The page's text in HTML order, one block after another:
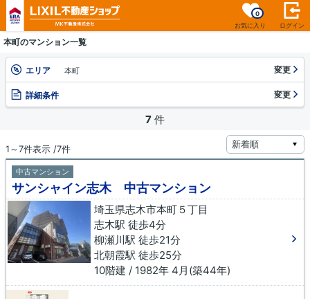
お気に入り
0
ログイン
本町のマンション一覧
エリア 本町 変更
詳細条件 変更
7 件
1～7件表示 /7件
中古マンション
サンシャイン志木 中古マンション
埼玉県志木市本町５丁目
志木駅 徒歩4分
柳瀬川駅 徒歩21分
北朝霞駅 徒歩25分
10階建 / 1982年 4月(築44年)